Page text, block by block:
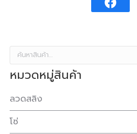
หมวดหมู่สินค้า
ลวดสลิง
โซ่